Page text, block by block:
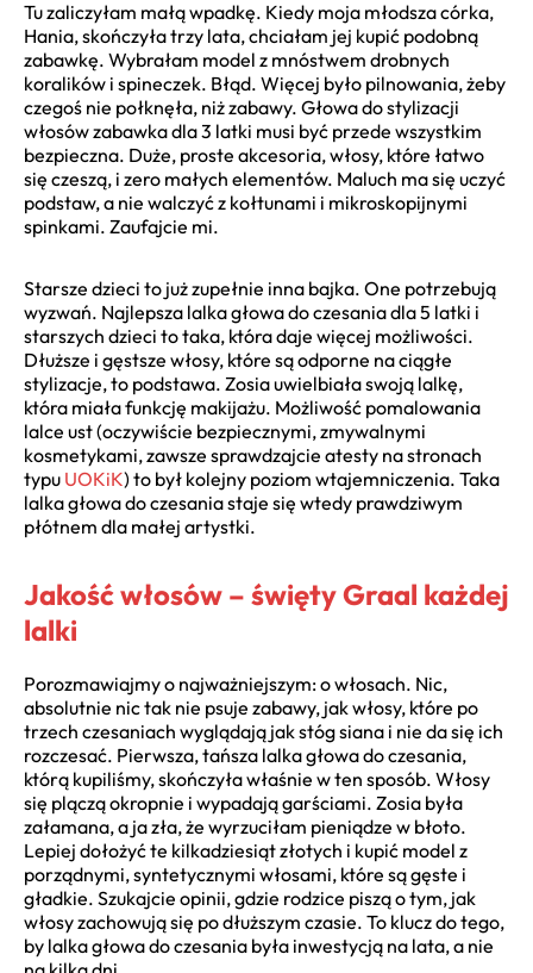
Tu zaliczyłam małą wpadkę. Kiedy moja młodsza córka,
Hania, skończyła trzy lata, chciałam jej kupić podobną
zabawkę. Wybrałam model z mnóstwem drobnych
koralików i spineczek. Błąd. Więcej było pilnowania, żeby
czegoś nie połknęła, niż zabawy. Głowa do stylizacji
włosów zabawka dla 3 latki musi być przede wszystkim
bezpieczna. Duże, proste akcesoria, włosy, które łatwo
się czeszą, i zero małych elementów. Maluch ma się uczyć
podstaw, a nie walczyć z kołtunami i mikroskopijnymi
spinkami. Zaufajcie mi.
Starsze dzieci to już zupełnie inna bajka. One potrzebują
wyzwań. Najlepsza lalka głowa do czesania dla 5 latki i
starszych dzieci to taka, która daje więcej możliwości.
Dłuższe i gęstsze włosy, które są odporne na ciągłe
stylizacje, to podstawa. Zosia uwielbiała swoją lalkę,
która miała funkcję makijażu. Możliwość pomalowania
lalce ust (oczywiście bezpiecznymi, zmywalnymi
kosmetykami, zawsze sprawdzajcie atesty na stronach
typu UOKiK) to był kolejny poziom wtajemniczenia. Taka
lalka głowa do czesania staje się wtedy prawdziwym
płótnem dla małej artystki.
Jakość włosów – święty Graal każdej
lalki
Porozmawiajmy o najważniejszym: o włosach. Nic,
absolutnie nic tak nie psuje zabawy, jak włosy, które po
trzech czesaniach wyglądają jak stóg siana i nie da się ich
rozczesać. Pierwsza, tańsza lalka głowa do czesania,
którą kupiliśmy, skończyła właśnie w ten sposób. Włosy
się plączą okropnie i wypadają garściami. Zosia była
załamana, a ja zła, że wyrzuciłam pieniądze w błoto.
Lepiej dołożyć te kilkadziesiąt złotych i kupić model z
porządnymi, syntetycznymi włosami, które są gęste i
gładkie. Szukajcie opinii, gdzie rodzice piszą o tym, jak
włosy zachowują się po dłuższym czasie. To klucz do tego,
by lalka głowa do czesania była inwestycją na lata, a nie